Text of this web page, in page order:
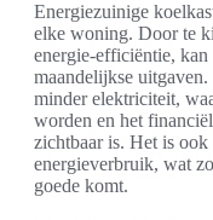
Energiezuinige
elke woning. Door te
energie-efficiëntie,
maandelijkse
minder elektriciteit,
worden en het
zichtbaar is. Het is ook
energieverbruik, wat
goede komt.